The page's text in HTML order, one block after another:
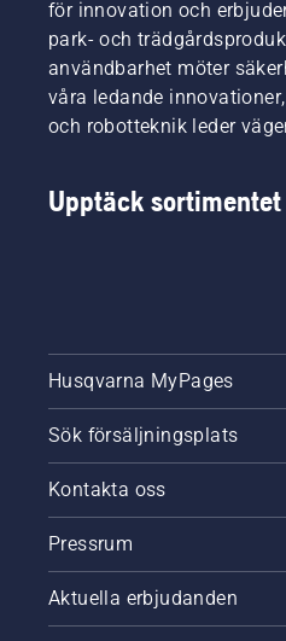
för innovation och
park- och
användbarhet möter
våra ledande
och robotteknik leder
Upptäck sortimentet
Husqvarna MyPages
Sök försäljningsplats
Kontakta oss
Pressrum
Aktuella erbjudanden